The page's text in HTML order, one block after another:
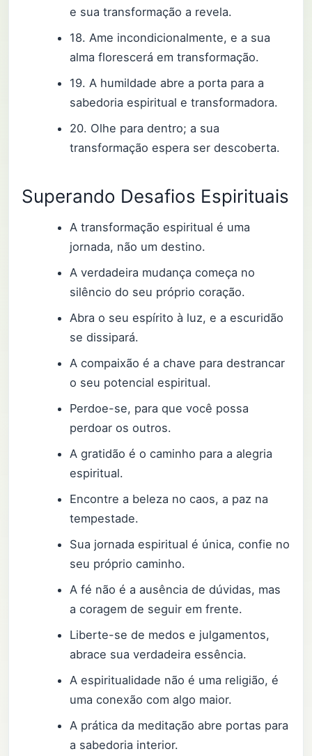
e sua transformação a revela.
18. Ame incondicionalmente, e a sua
alma florescerá em transformação.
19. A humildade abre a porta para a
sabedoria espiritual e transformadora.
20. Olhe para dentro; a sua
transformação espera ser descoberta.
Superando Desafios Espirituais
A transformação espiritual é uma
jornada, não um destino.
A verdadeira mudança começa no
silêncio do seu próprio coração.
Abra o seu espírito à luz, e a escuridão
se dissipará.
A compaixão é a chave para destrancar
o seu potencial espiritual.
Perdoe-se, para que você possa
perdoar os outros.
A gratidão é o caminho para a alegria
espiritual.
Encontre a beleza no caos, a paz na
tempestade.
Sua jornada espiritual é única, confie no
seu próprio caminho.
A fé não é a ausência de dúvidas, mas
a coragem de seguir em frente.
Liberte-se de medos e julgamentos,
abrace sua verdadeira essência.
A espiritualidade não é uma religião, é
uma conexão com algo maior.
A prática da meditação abre portas para
a sabedoria interior.